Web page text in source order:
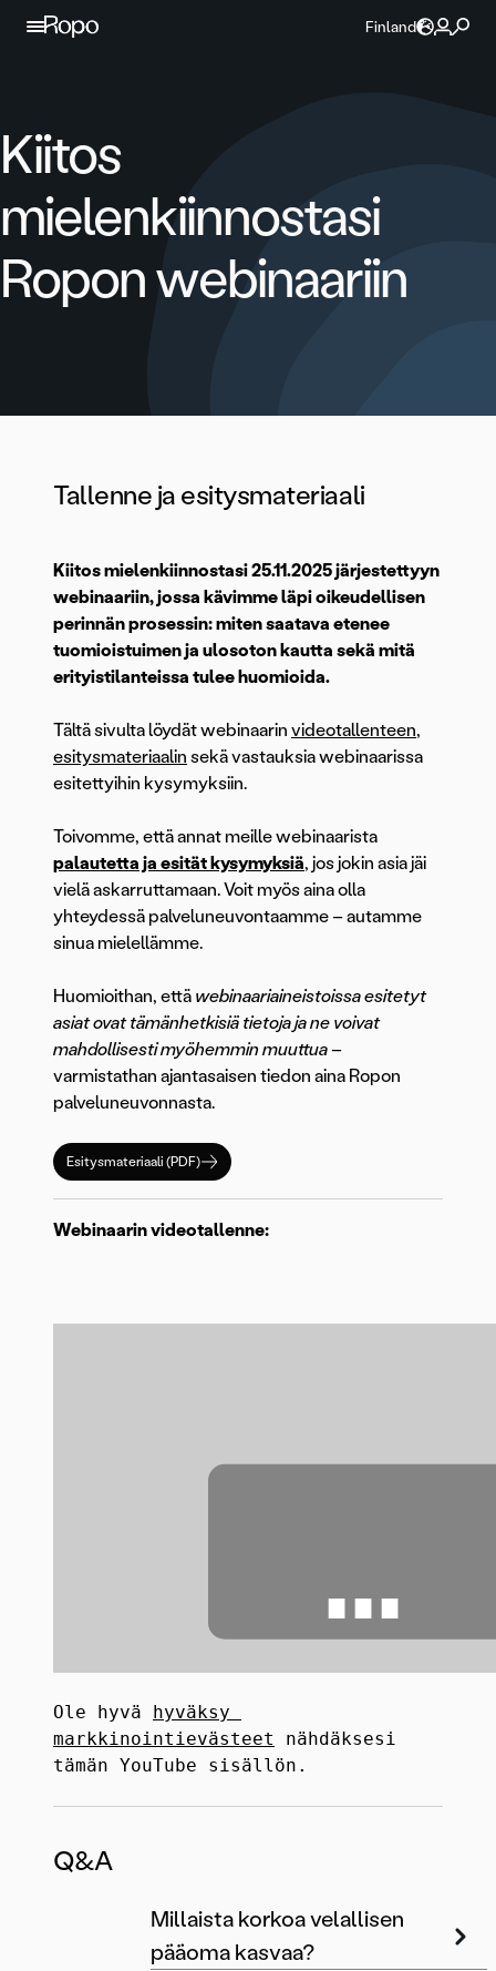
Jatka sisältöön
Finland
Kiitos
mielenkiinnostasi
Ropon webinaariin
Tallenne ja esitysmateriaali
Kiitos mielenkiinnostasi 25.11.2025 järjestettyyn
webinaariin, jossa kävimme läpi oikeudellisen
perinnän prosessin: miten saatava etenee
tuomioistuimen ja ulosoton kautta sekä mitä
erityistilanteissa tulee huomioida.
Tältä sivulta löydät webinaarin videotallenteen,
esitysmateriaalin sekä vastauksia webinaarissa
esitettyihin kysymyksiin.
Toivomme, että annat meille webinaarista
palautetta ja esität kysymyksiä, jos jokin asia jäi
vielä askarruttamaan. Voit myös aina olla
yhteydessä palveluneuvontaamme – autamme
sinua mielellämme.
Huomioithan, että webinaariaineistoissa esitetyt
asiat ovat tämänhetkisiä tietoja ja ne voivat
mahdollisesti myöhemmin muuttua –
varmistathan ajantasaisen tiedon aina Ropon
palveluneuvonnasta.
Esitysmateriaali (PDF)
Webinaarin videotallenne:
⋯
Ole hyvä
hyväksy
markkinointievästeet
nähdäksesi
tämän YouTube sisällön.
Q&A
Millaista korkoa velallisen
pääoma kasvaa?